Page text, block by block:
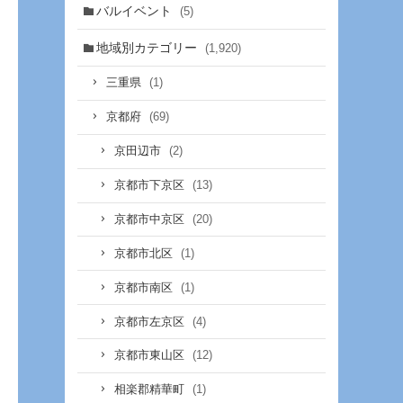
バルイベント (5)
地域別カテゴリー (1,920)
三重県 (1)
京都府 (69)
京田辺市 (2)
京都市下京区 (13)
京都市中京区 (20)
京都市北区 (1)
京都市南区 (1)
京都市左京区 (4)
京都市東山区 (12)
相楽郡精華町 (1)